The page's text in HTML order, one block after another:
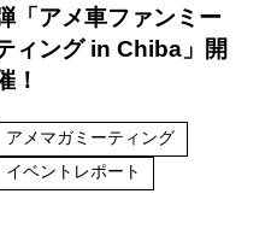
「アメ車ファンミー
ィング in Chiba」開
！
アメマガミーティング
イベントレポート